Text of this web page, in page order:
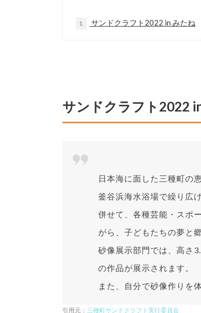
1. サンドクラフト2022 in みたね
サンドクラフト2022
日本海に面した三種町の
釜谷浜海水浴場で繰り広
併せて、各種芸能・スポ
がら、子どもたちの夢と
砂像展示部門では、高さ
の作品が展示されます。
また、自分で砂像作りを
引用元： 三種町サンドクラフト実行委員会